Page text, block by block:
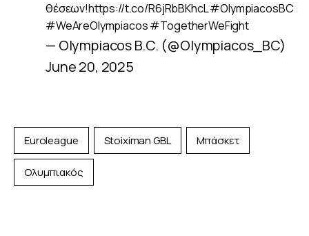
θέσεων!https://t.co/R6jRbBKhcL#OlympiacosBC
#WeAreOlympiacos#TogetherWeFight
— Olympiacos B.C. (@Olympiacos_BC)
June 20, 2025
Euroleague Stoiximan GBL Μπάσκετ
Ολυμπιακός